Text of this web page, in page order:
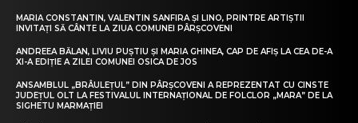
MARIA CONSTANTIN, VALENTIN SANFIRA ȘI LINO, PRINTRE ARTIȘTII
INVITAȚI SĂ CÂNTE LA ZIUA COMUNEI PÂRȘCOVENI
ANDREEA BĂLAN, LIVIU PUȘTIU ȘI MARIA GHINEA, CAP DE AFIȘ LA CEA DE-A
XI-A EDIȚIE A ZILEI COMUNEI OSICA DE JOS
ANSAMBLUL „BRÂULEȚUL” DIN PÂRȘCOVENI A REPREZENTAT CU CINSTE
JUDEȚUL OLT LA FESTIVALUL INTERNAȚIONAL DE FOLCLOR „MARA” DE LA
SIGHETU MARMAȚIEI